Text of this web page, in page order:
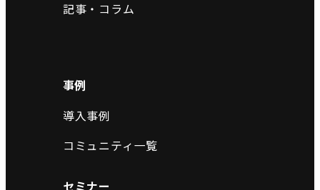
記事・コラム
事例
導入事例
コミュニティ一覧
セミナー